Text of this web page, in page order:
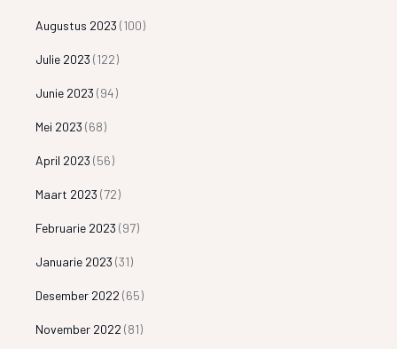
Augustus 2023 (100)
Julie 2023 (122)
Junie 2023 (94)
Mei 2023 (68)
April 2023 (56)
Maart 2023 (72)
Februarie 2023 (97)
Januarie 2023 (31)
Desember 2022 (65)
November 2022 (81)